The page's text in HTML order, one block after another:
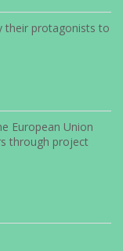
their protagonists to
European Union
through project